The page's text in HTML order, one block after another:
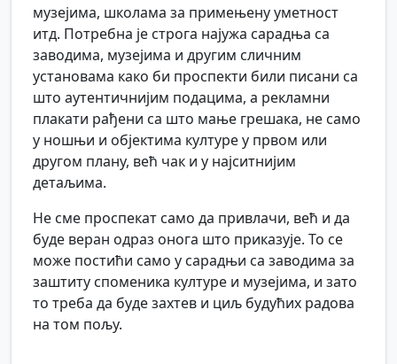
музејима, школама за примењену уметност
итд. Потребна је строга најужа сарадња са
заводима, музејима и другим сличним
установама како би проспекти били писани са
што аутентичнијим подацима, а рекламни
плакати рађени са што мање грешака, не само
у ношњи и објектима културе у првом или
другом плану, већ чак и у најситнијим
детаљима.
Не сме проспекат само да привлачи, већ и да
буде веран одраз онога што приказује. То се
може постићи само у сарадњи са заводима за
заштиту споменика културе и музејима, и зато
то треба да буде захтев и циљ будућих радова
на том пољу.